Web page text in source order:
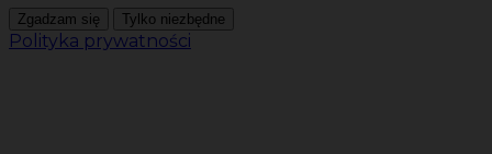
Zgadzam się Tylko niezbędne
Polityka prywatności